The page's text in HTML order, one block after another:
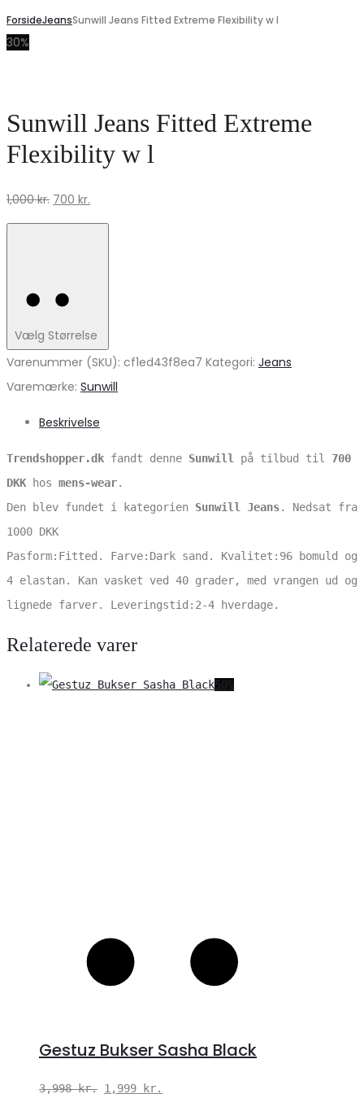
ForsideJeansSunwill Jeans Fitted Extreme Flexibility w l
30%
Sunwill Jeans Fitted Extreme
Flexibility w l
1,000kr. Den
oprindelige
1,000 kr..
700 kr.
aktuelle
Vælg Størrelse
Varenummer (SKU): cf1ed43f8ea7 Kategori: Jeans
Varemærke: Sunwill
Beskrivelse
Trendshopper.dk fandt denne Sunwill på tilbud til 700
DKK hos mens-wear.
Den blev fundet i kategorien Sunwill Jeans. Nedsat fra
1000 DKK
Pasform:Fitted. Farve:Dark sand. Kvalitet:96 bomuld og
4 elastan. Kan vasket ved 40 grader, med vrangen ud og
lignede farver. Leveringstid:2-4 hverdage.
Relaterede varer
50%
Gestuz Bukser Sasha Black
3,998kr. Den
1,999 kr.